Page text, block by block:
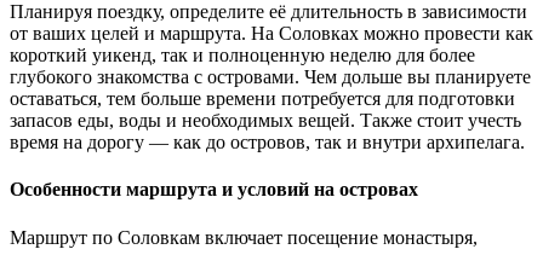
Планируя поездку, определите её длительность в зависимости
от ваших целей и маршрута. На Соловках можно провести как
короткий уикенд, так и полноценную неделю для более
глубокого знакомства с островами. Чем дольше вы планируете
оставаться, тем больше времени потребуется для подготовки
запасов еды, воды и необходимых вещей. Также стоит учесть
время на дорогу — как до островов, так и внутри архипелага.
Особенности маршрута и условий на островах
Маршрут по Соловкам включает посещение монастыря,